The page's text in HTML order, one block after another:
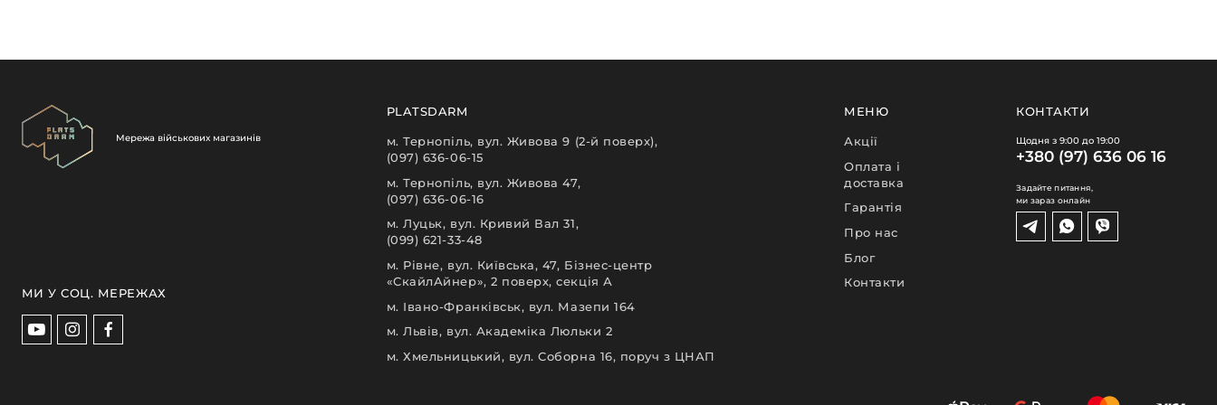
Мережа військових магазинів
PLATSDARM
м. Тернопіль, вул. Живова 9 (2-й поверх),
(097) 636-06-15
м. Тернопіль, вул. Живова 47,
(097) 636-06-16
м. Луцьк, вул. Кривий Вал 31,
(099) 621-33-48
м. Рівне, вул. Київська, 47, Бізнес-центр
«СкайлАйнер», 2 поверх, секція А
м. Івано-Франківськ, вул. Мазепи 164
м. Львів, вул. Академіка Люльки 2
м. Хмельницький, вул. Соборна 16, поруч з ЦНАП
МЕНЮ
Акції
Оплата і
доставка
Гарантія
Про нас
Блог
Контакти
КОНТАКТИ
Щодня з 9:00 до 19:00
+380 (97) 636 06 16
Задайте питання,
ми зараз онлайн
МИ У СОЦ. МЕРЕЖАХ